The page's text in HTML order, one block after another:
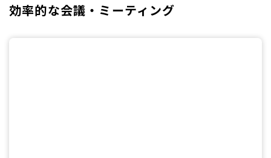
効率的な会議・ミーティング